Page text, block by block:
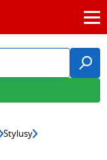
Stylusy